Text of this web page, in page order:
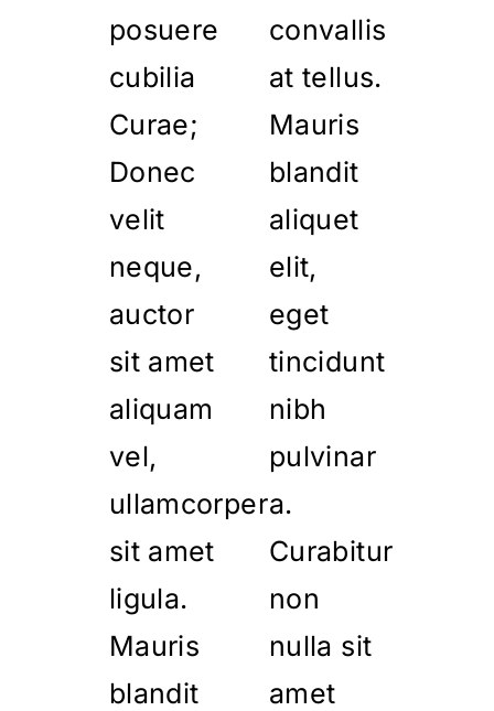
posuere
cubilia
Curae;
Donec
velit
neque,
auctor
sit amet
aliquam
vel,
ullamcorper
sit amet
ligula.
Mauris
blandit
convallis
at tellus.
Mauris
blandit
aliquet
elit,
eget
tincidunt
nibh
pulvinar
a.
Curabitur
non
nulla sit
amet